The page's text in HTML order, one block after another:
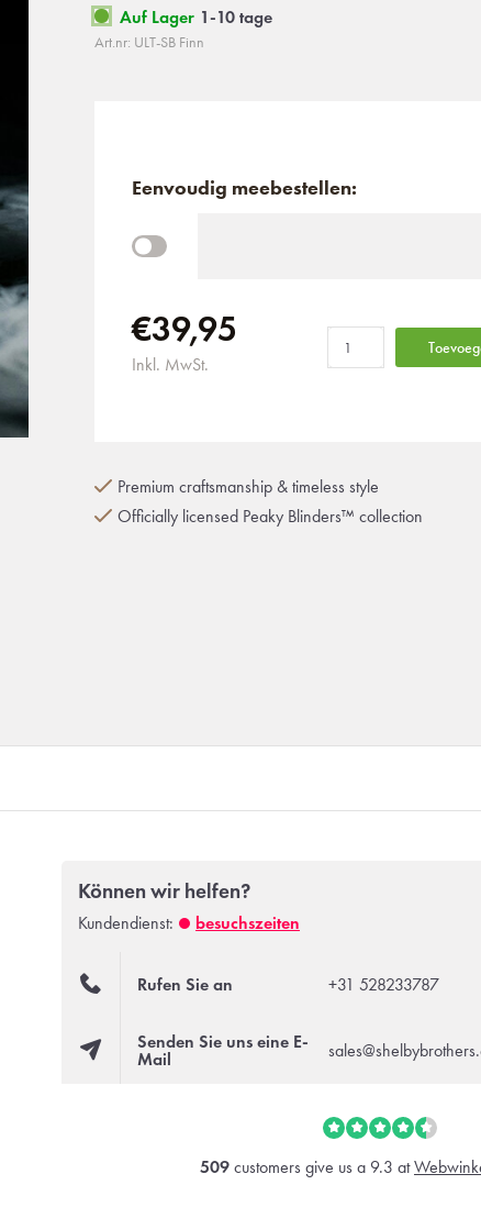
Auf Lager 1-10 tage
Art.nr: ULT-SB Finn
Eenvoudig meebestellen:
€39,95
Inkl. MwSt.
Premium craftsmanship & timeless style
Officially licensed Peaky Blinders™ collection
Können wir helfen?
Kundendienst: besuchszeiten
Rufen Sie an +31 528233787
Senden Sie uns eine E-
Mail
509 customers give us a 9.3 at